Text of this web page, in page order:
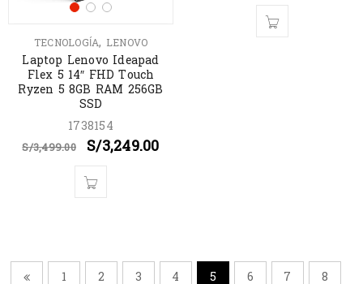
TECNOLOGÍA, LENOVO
Laptop Lenovo Ideapad
Flex 5 14″ FHD Touch
Ryzen 5 8GB RAM 256GB
SSD
1738154
S/3,499.00 S/3,249.00
1 2 3 4 5 6 7
8